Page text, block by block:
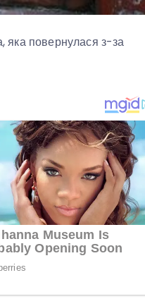
яка повернулася з-за